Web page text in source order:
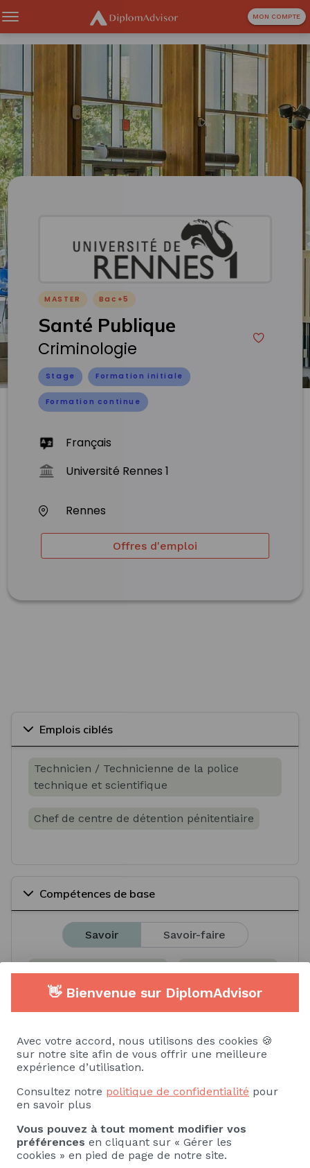
MON COMPTE
MASTER Bac+5
Santé Publique
Criminologie
Stage Formation initiale
Formation continue
Français
Université Rennes 1
Rennes
Offres d'emploi
Emplois ciblés
Technicien / Technicienne de la police
technique et scientifique
Chef de centre de détention pénitentiaire
Compétences de base
Savoir Savoir-faire
Procédure pénale
Normes rédactionnelles
Compétences spécifiques
Savoir Savoir-faire
👋 Bienvenue sur DiplomAdvisor
Avec votre accord, nous utilisons des cookies 🍪
sur notre site afin de vous offrir une meilleure
expérience d’utilisation.
Consultez notre politique de confidentialité pour
en savoir plus
Vous pouvez à tout moment modifier vos
préférences en cliquant sur « Gérer les
cookies » en pied de page de notre site.